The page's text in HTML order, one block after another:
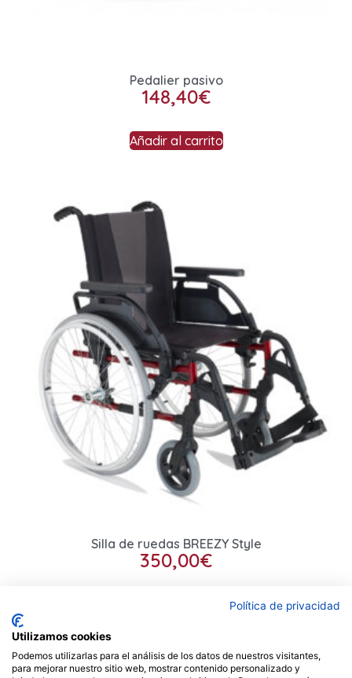
Pedalier pasivo
148,40€
Añadir al carrito
Silla de ruedas BREEZY Style
350,00€
Seleccionar opciones
Contacto
Política de privacidad
Utilizamos cookies
Podemos utilizarlas para el análisis de los datos de nuestros visitantes,
para mejorar nuestro sitio web, mostrar contenido personalizado y